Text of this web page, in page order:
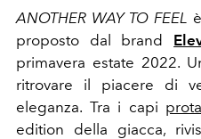
ANOTHER WAY TO FEEL
proposto dal brand
primavera estate 2022.
ritrovare il piacere di
eleganza. Tra i capi
edition della giacca,